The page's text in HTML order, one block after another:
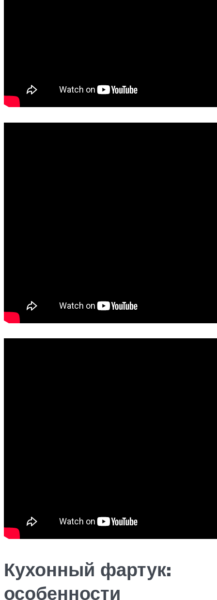
Кухонный фартук:
особенности